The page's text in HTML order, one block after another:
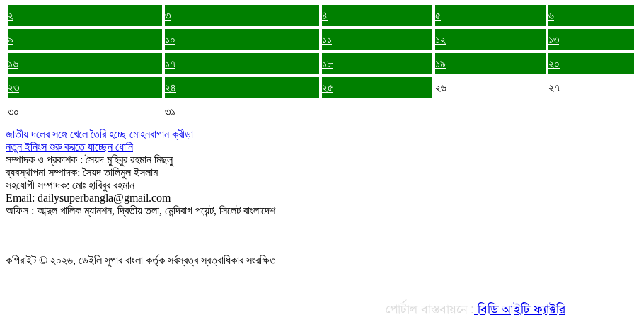
২
৩ ৪ ৫ ৬
৯
১০ ১১ ১২ ১৩
১৬
১৭ ১৮ ১৯ ২০
২৩
২৪ ২৫ ২৬ ২৭
৩০
৩১
জাতীয় দলের সঙ্গে খেলে তৈরি হচ্ছে মোহনবাগান ক্রীড়া
নতুন ইনিংস শুরু করতে যাচ্ছেন ধোনি
সম্পাদক ও প্রকাশক : সৈয়দ মুহিবুর রহমান মিছলু
ব্যবস্থাপনা সম্পাদক: সৈয়দ তালিমুল ইসলাম
সহযোগী সম্পাদক: মোঃ হাবিবুর রহমান
Email: dailysuperbangla@gmail.com
অফিস : আব্দুল খালিক ম্যানশন, দ্বিতীয় তলা, মেন্দিবাগ পয়েন্ট, সিলেট বাংলাদেশ
কপিরাইট © ২০২৬, ডেইলি সুপার বাংলা কর্তৃক সর্বস্বত্ব স্বত্বাধিকার সংরক্ষিত
পোর্টাল বাস্তবায়নে : বিডি আইটি ফ্যাক্টরি